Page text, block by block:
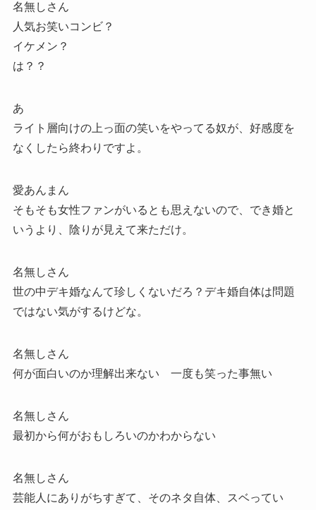
名無しさん
人気お笑いコンビ？
イケメン？
は？？
あ
ライト層向けの上っ面の笑いをやってる奴が、好感度を
なくしたら終わりですよ。
愛あんまん
そもそも女性ファンがいるとも思えないので、でき婚と
いうより、陰りが見えて来ただけ。
名無しさん
世の中デキ婚なんて珍しくないだろ？デキ婚自体は問題
ではない気がするけどな。
名無しさん
何が面白いのか理解出来ない 一度も笑った事無い
名無しさん
最初から何がおもしろいのかわからない
名無しさん
芸能人にありがちすぎて、そのネタ自体、スベってい